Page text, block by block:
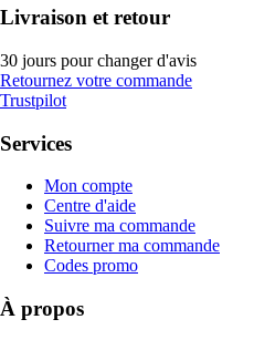
Livraison et retour
30 jours pour changer d'avis
Retournez votre commande
Trustpilot
Services
Mon compte
Centre d'aide
Suivre ma commande
Retourner ma commande
Codes promo
À propos